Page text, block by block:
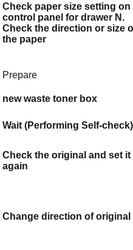
Check paper size setting on
control panel for drawer N.
Check the direction or size
the paper
Prepare
new waste toner box
Wait (Performing Self-check)
Check the original and set it
again
Change direction of original